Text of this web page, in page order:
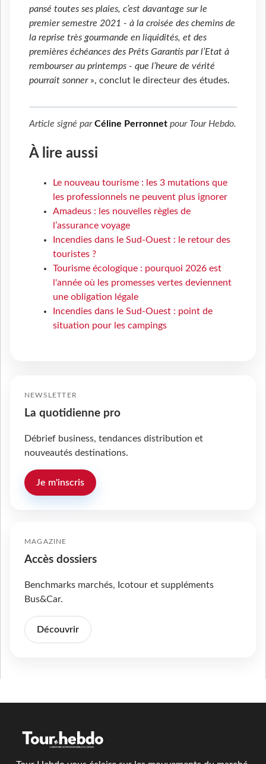
pansé toutes ses plaies, c’est davantage sur le
premier semestre 2021 - à la croisée des chemins de
la reprise très gourmande en liquidités, et des
premières échéances des Prêts Garantis par l’Etat à
rembourser au printemps - que l’heure de vérité
pourrait sonner», conclut le directeur des études.
Article signé parCéline Perronnet pour Tour Hebdo.
À lire aussi
Le nouveau tourisme : les 3 mutations que
les professionnels ne peuvent plus ignorer
Amadeus : les nouvelles règles de
l’assurance voyage
Incendies dans le Sud-Ouest : le retour des
touristes ?
Tourisme écologique : pourquoi 2026 est
l'année où les promesses vertes deviennent
une obligation légale
Incendies dans le Sud-Ouest : point de
situation pour les campings
NEWSLETTER
La quotidienne pro
Débrief business, tendances distribution et
nouveautés destinations.
Je m'inscris
MAGAZINE
Accès dossiers
Benchmarks marchés, Icotour et suppléments
Bus&Car.
Découvrir